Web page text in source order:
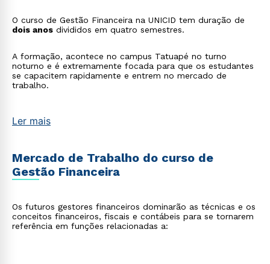
O curso de Gestão Financeira na UNICID tem duração de
dois anos divididos em quatro semestres.
A formação, acontece no campus Tatuapé no turno
noturno e é extremamente focada para que os estudantes
se capacitem rapidamente e entrem no mercado de
trabalho.
Ler mais
Mercado de Trabalho do curso de
Gestão Financeira
Os futuros gestores financeiros dominarão as técnicas e os
conceitos financeiros, fiscais e contábeis para se tornarem
referência em funções relacionadas a: